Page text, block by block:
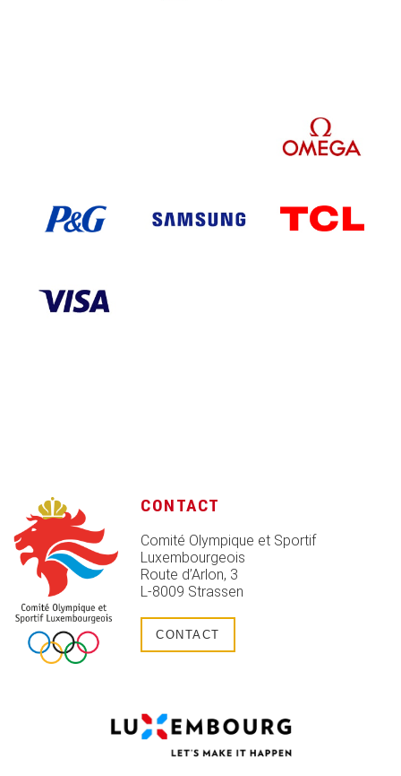
CONTACT
Comité Olympique et Sportif
Luxembourgeois
Route d’Arlon, 3
L-8009 Strassen
CONTACT